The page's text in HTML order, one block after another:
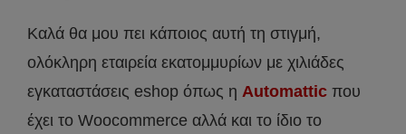
Καλά θα μου πει κάποιος αυτή τη στιγμή,
ολόκληρη εταιρεία εκατομμυρίων με χιλιάδες
εγκαταστάσεις eshop όπως η Automattic που
έχει το Woocommerce αλλά και το ίδιο το